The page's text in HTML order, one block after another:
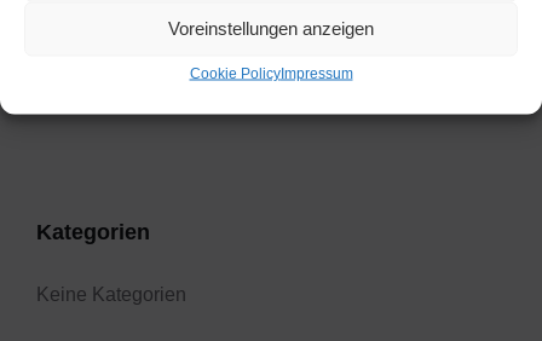
Voreinstellungen anzeigen
Cookie PolicyImpressum
Filter
Kategorien
Keine Kategorien